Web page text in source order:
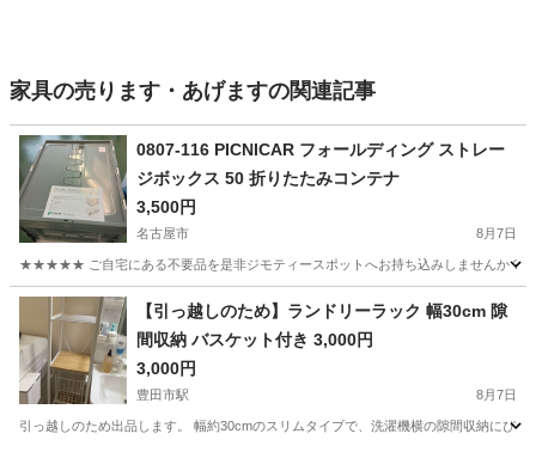
家具の売ります・あげますの関連記事
0807-116 PICNICAR フォールディング ストレー
ジボックス 50 折りたたみコンテナ
3,500円
名古屋市 8月7日
★★★★★ ご自宅にある不要品を是非ジモティースポットへお持ち込みしませんか？
愛知 名古屋市 収納家具 コンテナ
【引っ越しのため】ランドリーラック 幅30cm 隙
間収納 バスケット付き 3,000円
3,000円
豊田市駅 8月7日
引っ越しのため出品します。 幅約30cmのスリムタイプで、洗濯機横の隙間収納にぴ